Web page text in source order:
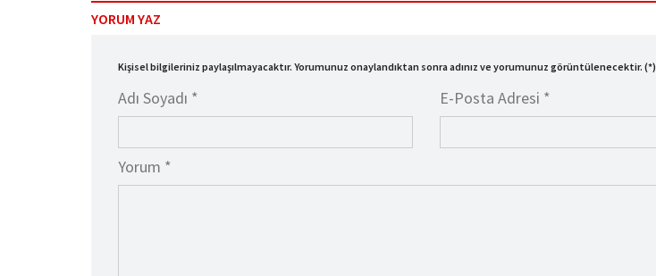
YORUM YAZ
Kişisel bilgileriniz paylaşılmayacaktır. Yorumunuz onaylandıktan sonra adınız ve yorumunuz görüntülenecektir. (*)
Adı Soyadı * E-Posta Adresi *
Yorum *